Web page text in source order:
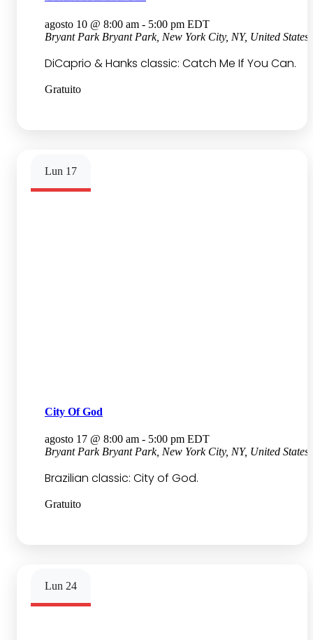
agosto 10 @ 8:00 am - 5:00 pm EDT
Bryant Park Bryant Park, New York City, NY, United States
DiCaprio & Hanks classic: Catch Me If You Can.
Gratuito
Lun 17
City Of God
agosto 17 @ 8:00 am - 5:00 pm EDT
Bryant Park Bryant Park, New York City, NY, United States
Brazilian classic: City of God.
Gratuito
Lun 24